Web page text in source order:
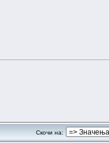
Скочи на: